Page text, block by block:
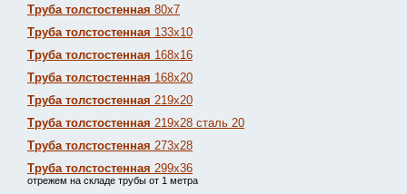
Труба толстостенная 80х7
Труба толстостенная 133х10
Труба толстостенная 168х16
Труба толстостенная 168х20
Труба толстостенная 219х20
Труба толстостенная 219х28 сталь 20
Труба толстостенная 273х28
Труба толстостенная 299х36
отрежем на складе трубы от 1 метра